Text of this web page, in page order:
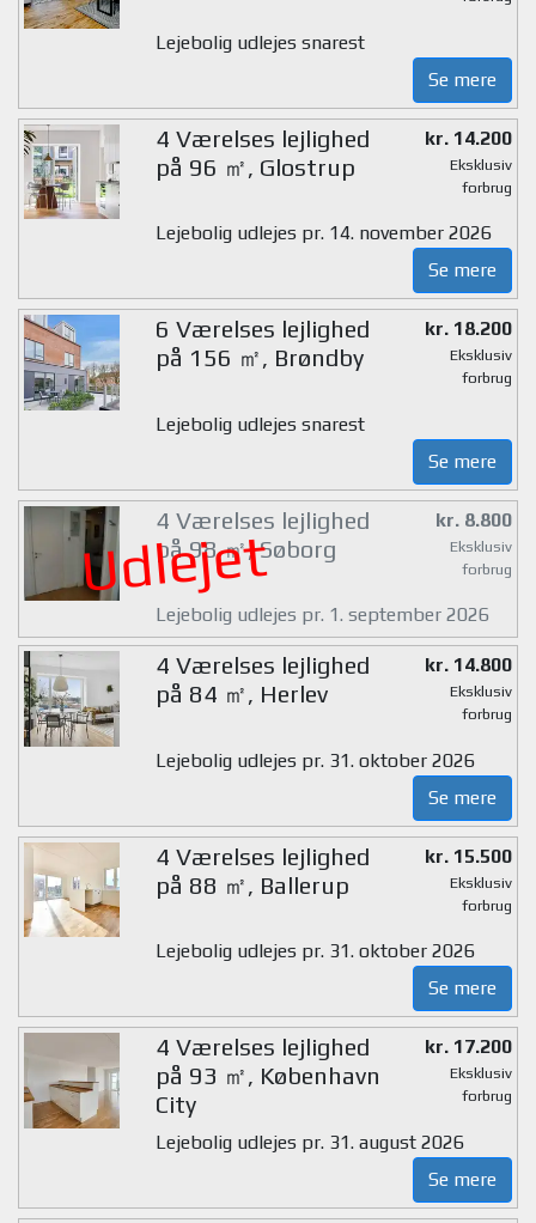
Lejebolig udlejes snarest
Se mere
4 Værelses lejlighed
på 96 ㎡, Glostrup
kr. 14.200
Eksklusiv
forbrug
Lejebolig udlejes pr. 14. november 2026
Se mere
6 Værelses lejlighed
på 156 ㎡, Brøndby
kr. 18.200
Eksklusiv
forbrug
Lejebolig udlejes snarest
Se mere
Udlejet
4 Værelses lejlighed
på 98 ㎡, Søborg
kr. 8.800
Eksklusiv
forbrug
Lejebolig udlejes pr. 1. september 2026
4 Værelses lejlighed
på 84 ㎡, Herlev
kr. 14.800
Eksklusiv
forbrug
Lejebolig udlejes pr. 31. oktober 2026
Se mere
4 Værelses lejlighed
på 88 ㎡, Ballerup
kr. 15.500
Eksklusiv
forbrug
Lejebolig udlejes pr. 31. oktober 2026
Se mere
4 Værelses lejlighed
på 93 ㎡, København
City
kr. 17.200
Eksklusiv
forbrug
Lejebolig udlejes pr. 31. august 2026
Se mere